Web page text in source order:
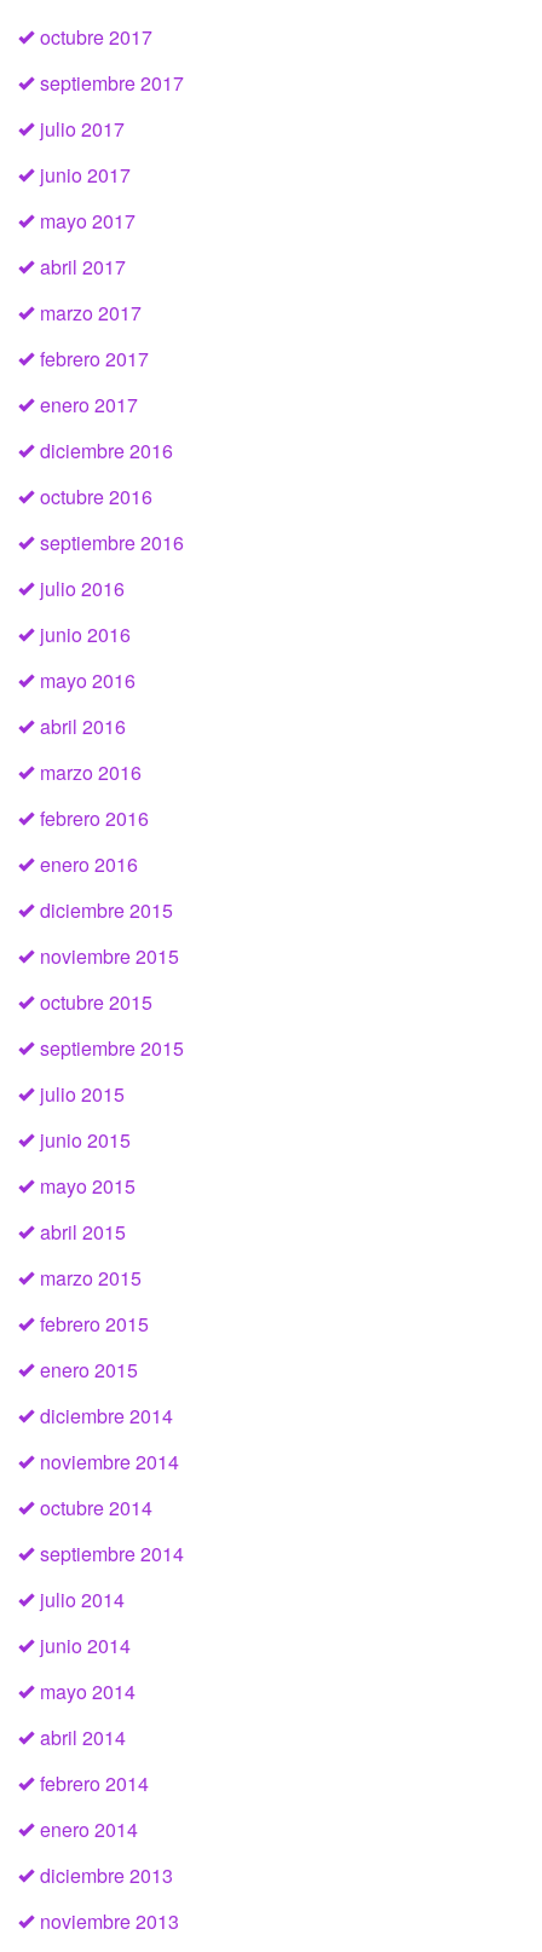
octubre 2017
septiembre 2017
julio 2017
junio 2017
mayo 2017
abril 2017
marzo 2017
febrero 2017
enero 2017
diciembre 2016
octubre 2016
septiembre 2016
julio 2016
junio 2016
mayo 2016
abril 2016
marzo 2016
febrero 2016
enero 2016
diciembre 2015
noviembre 2015
octubre 2015
septiembre 2015
julio 2015
junio 2015
mayo 2015
abril 2015
marzo 2015
febrero 2015
enero 2015
diciembre 2014
noviembre 2014
octubre 2014
septiembre 2014
julio 2014
junio 2014
mayo 2014
abril 2014
febrero 2014
enero 2014
diciembre 2013
noviembre 2013